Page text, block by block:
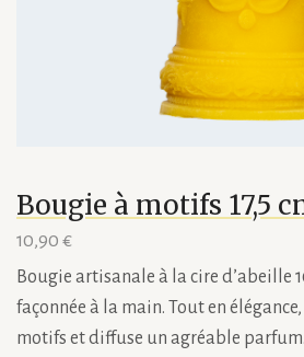
Bougie à motifs 17,5
10,90 €
Bougie artisanale à la cire d’abeille
façonnée à la main. Tout en
motifs et diffuse un agréable parfum.